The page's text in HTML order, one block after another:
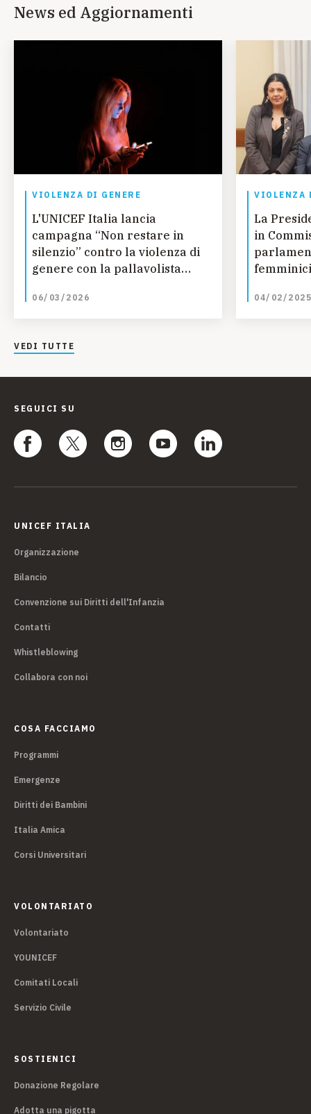
News ed Aggiornamenti
VIOLENZA DI GENERE
L'UNICEF Italia lancia
campagna “Non restare in
silenzio” contro la violenza di
genere con la pallavolista
06/03/2026
VIOLENZA
La
in
sessuale
04/02/2025
VEDI TUTTE
SEGUICI SU
UNICEF ITALIA
Organizzazione
Bilancio
Convenzione sui Diritti dell'Infanzia
Contatti
Whistleblowing
Collabora con noi
COSA FACCIAMO
Programmi
Emergenze
Diritti dei Bambini
Italia Amica
Corsi Universitari
VOLONTARIATO
Volontariato
YOUNICEF
Comitati Locali
Servizio Civile
SOSTIENICI
Donazione Regolare
Adotta una pigotta